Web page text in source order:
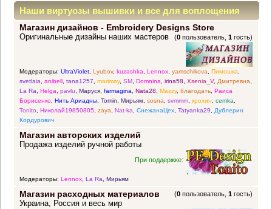
Наши виртуозы вышивки и все для воплощения
прекрасных идей
Магазин дизайнов - Embroidery Designs Store
(0 пользователь,1 гость)
Оригинальные дизайны наших мастеров
Модераторы: UltraViolet, Lyubov, kuzashka, Lennox, yamschikova, Пимошка,
svetlaia, anibell, tana1257, marimay, SM, Domnina, irina58, Xsenia_V, Дмитревна,
La Ra, Helga, pavlu, Маруся, farmagina, Nata28, Mazzy, благодать, Раиса
Борисенко, Нить Ариадны, Tomin, Мирьям, sosna, svmmm, крохин, cemka,
Tonito, Николай19850805, zaya, Nat-ka, СнежанаЦех, Tatyanka29, Дублерин
Кордурович
Магазин авторских изделий
Продажа изделий ручной работы
При поддержке:
Модераторы: Lennox, La Ra, Мирьям
Магазин расходных материалов (0 пользователь,1 гость)
Украина, Россия и весь мир